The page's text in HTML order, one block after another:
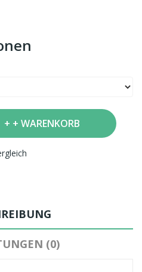
+ WARENKORB
(0)